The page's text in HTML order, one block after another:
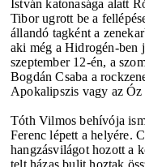
István katonasága alatt
Tibor ugrott be a
állandó tagként a
aki még a Hidrogén-ben
szeptember 12-én, a
Bogdán Csaba a
Apokalipszis vagy az
Tóth Vilmos behívója
Ferenc lépett a helyére.
hangzásvilágot hozott a
telt házas bulit hoztak